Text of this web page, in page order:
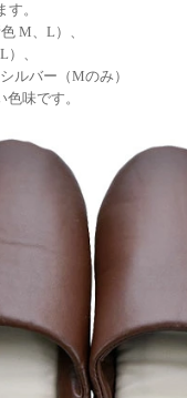
。
M、L）、
、
ルバー（Mのみ）
味です。